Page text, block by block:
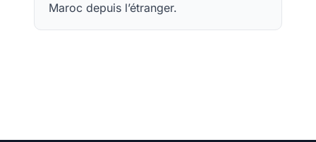
Maroc depuis l’étranger.